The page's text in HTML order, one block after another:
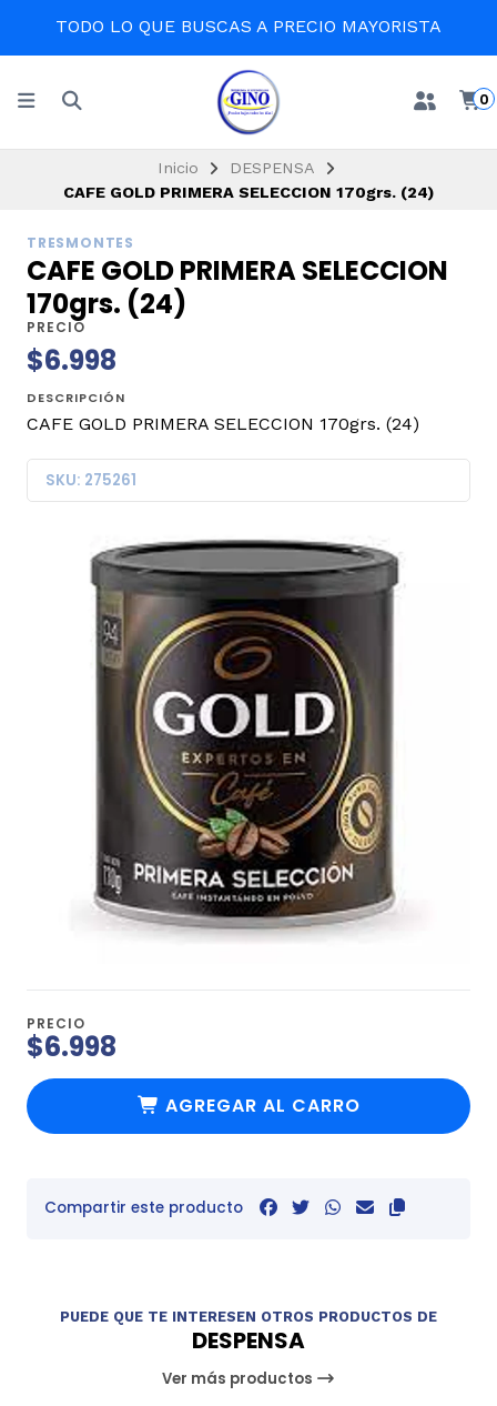
TODO LO QUE BUSCAS A PRECIO MAYORISTA
0
Inicio
DESPENSA
CAFE GOLD PRIMERA SELECCION 170grs. (24)
TRESMONTES
CAFE GOLD PRIMERA SELECCION
170grs. (24)
PRECIO
$6.998
DESCRIPCIÓN
CAFE GOLD PRIMERA SELECCION 170grs. (24)
SKU: 275261
PRECIO
$6.998
AGREGAR AL CARRO
Compartir este producto
PUEDE QUE TE INTERESEN OTROS PRODUCTOS DE
DESPENSA
Ver más productos